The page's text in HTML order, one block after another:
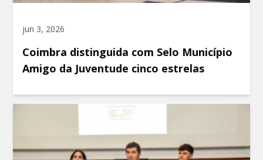
jun 3, 2026
Coimbra distinguida com Selo Município
Amigo da Juventude cinco estrelas